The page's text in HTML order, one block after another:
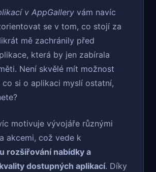
v AppGallery vám navíc
se v tom, co stojí za
mě zachránily před
která by jen zabírala
Není skvělé mít možnost
co si o aplikaci myslí ostatní,
motivuje vývojáře různými
akcemi, což vede k
rozšiřování nabídky a
dostupných aplikací. Díky